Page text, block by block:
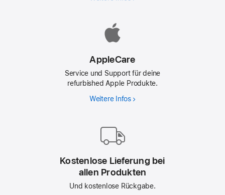
AppleCare
Service und Support für deine
refurbished Apple Produkte.
Weitere InfosAppleCare
Kostenlose Lieferung bei
allen Produkten
Und kostenlose Rückgabe.